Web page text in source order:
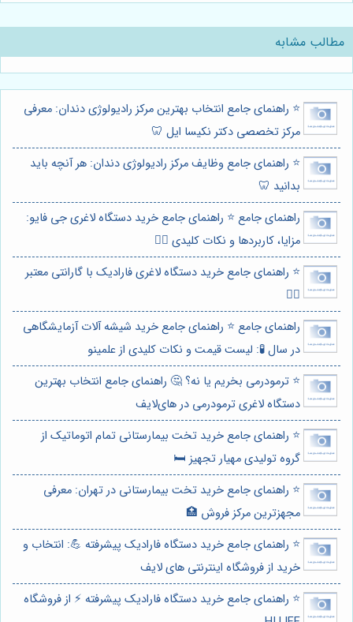
مطالب مشابه
⭐️ راهنمای جامع انتخاب بهترین مرکز رادیولوژی دندان: معرفی
مرکز تخصصی دکتر نکیسا ایل 🦷
⭐️ راهنمای جامع وظایف مرکز رادیولوژی دندان: هر آنچه باید
بدانید 🦷
راهنمای جامع ⭐️ راهنمای جامع خرید دستگاه لاغری جی فایو:
مزایا، کاربردها و نکات کلیدی 🏋️‍♀️
⭐️ راهنمای جامع خرید دستگاه لاغری فارادیک با گارانتی معتبر
🏋️‍♀️
راهنمای جامع ⭐️ راهنمای جامع خرید شیشه آلات آزمایشگاهی
در سال 🧪: لیست قیمت و نکات کلیدی از علمینو
⭐️ ترمودرمی بخریم یا نه؟ 🤔 راهنمای جامع انتخاب بهترین
دستگاه لاغری ترمودرمی در های‌لایف
⭐️ راهنمای جامع خرید تخت بیمارستانی تمام اتوماتیک از
گروه تولیدی مهیار تجهیز 🛏️
⭐️ راهنمای جامع خرید تخت بیمارستانی در تهران: معرفی
مجهزترین مرکز فروش 🏥
⭐️ راهنمای جامع خرید دستگاه فارادیک پیشرفته 💪: انتخاب و
خرید از فروشگاه اینترنتی های لایف
⭐️ راهنمای جامع خرید دستگاه فارادیک پیشرفته ⚡️ از فروشگاه